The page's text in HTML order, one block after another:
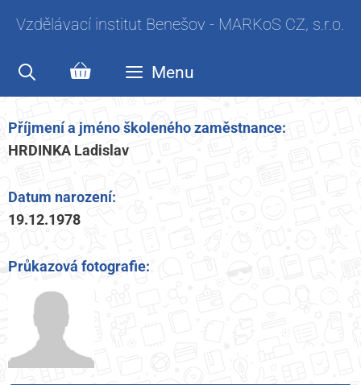
Vzdělávací institut Benešov - MARKoS CZ, s.r.o.
Menu
Příjmení a jméno školeného zaměstnance:
HRDINKA Ladislav
Datum narození:
19.12.1978
Průkazová fotografie: